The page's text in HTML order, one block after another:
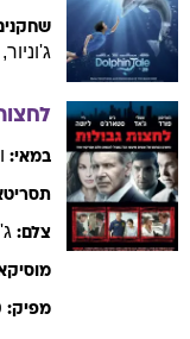
ג'וניור,
במאי:
צלם:
מפיק: